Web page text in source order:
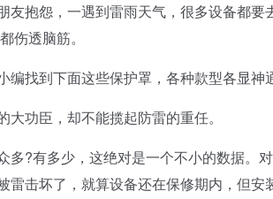
友抱怨，一遇到雷雨天气，很多设备都
伤透脑筋。
找到下面这些保护罩，各种款型各显神
功臣，却不能揽起防雷的重任。
?有多少，这绝对是一个不小的数据。对
雷击坏了，就算设备还在保修期内，但